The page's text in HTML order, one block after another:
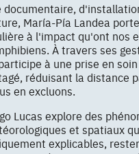
documentaire,
María-Pía Landea
à l'impact qu'ont nos
À travers ses
à une prise en
réduisant la distance
en excluons.
Lucas explore des
et spatiaux
explicables,